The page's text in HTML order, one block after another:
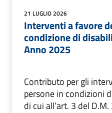
21 LUGLIO 2026
Interventi a favore
condizione di
Anno 2025
Contributo per gli
persone in condizioni
di cui all’art. 3 del